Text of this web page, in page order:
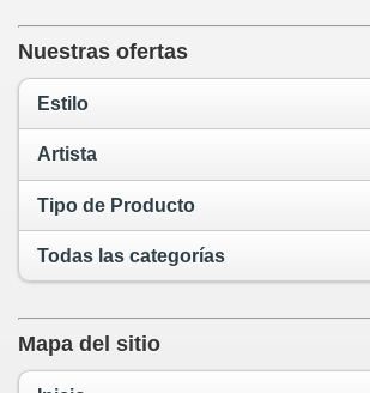
Nuestras ofertas
Estilo
Artista
Tipo de Producto
Todas las categorías
Mapa del sitio